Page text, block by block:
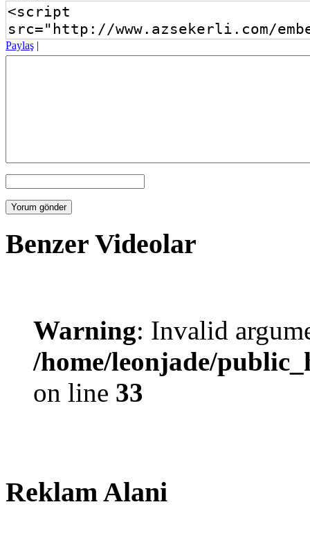
Paylaş |
Benzer Videolar
Warning: Invalid
/home/leonjade/
on line 33
Reklam Alani